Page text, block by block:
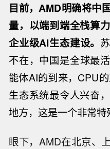
目前，AMD明确将中
量，以端到端全栈算
企业级AI生态建设。
不在，中国是全球最
能体AI的到来，CPU
生态系统最令人兴奋
地方，这是一个非常特
眼下，AMD在北京、